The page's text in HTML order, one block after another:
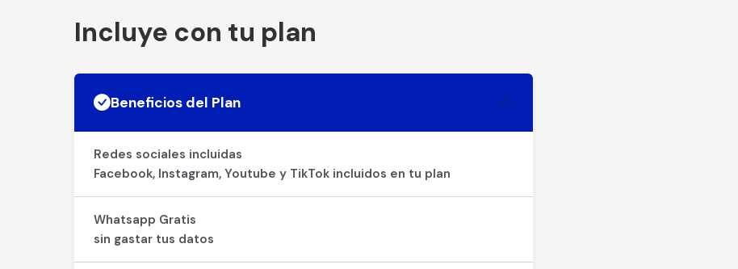
Incluye con tu plan
Beneficios del Plan
Redes sociales incluidas
Facebook, Instagram, Youtube y TikTok incluidos en tu plan
Whatsapp Gratis
sin gastar tus datos